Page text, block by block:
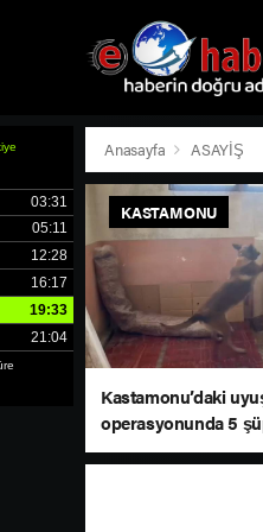
Anasayfa ASAYİŞ
KASTAMONU
Kastamonu’daki
operasyonunda 5